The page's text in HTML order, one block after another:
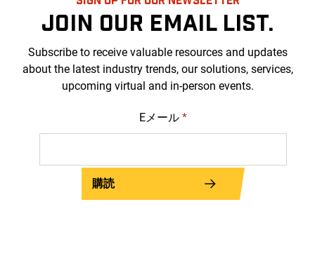
JOIN OUR EMAIL LIST.
Subscribe to receive valuable resources and updates
about the latest industry trends, our solutions, services,
upcoming virtual and in-person events.
Eメール *
購読